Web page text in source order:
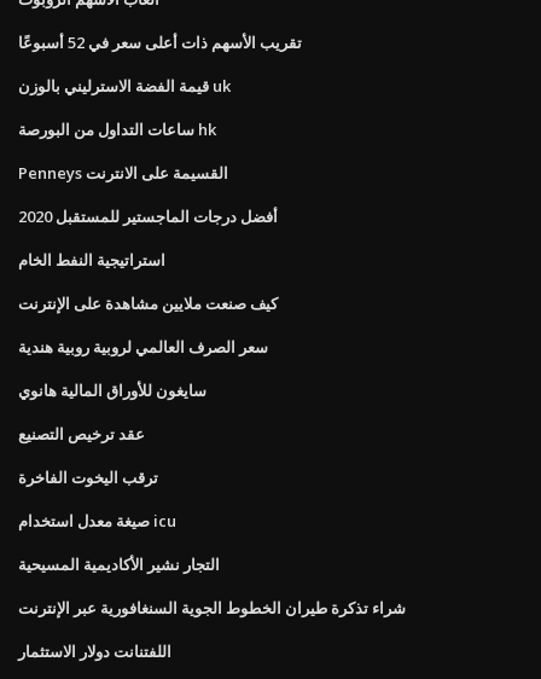
تقريب الأسهم ذات أعلى سعر في 52 أسبوعًا
قيمة الفضة الاسترليني بالوزن uk
ساعات التداول من البورصة hk
Penneys القسيمة على الانترنت
أفضل درجات الماجستير للمستقبل 2020
استراتيجية النفط الخام
كيف صنعت ملايين مشاهدة على الإنترنت
سعر الصرف العالمي لروبية روبية هندية
سايغون للأوراق المالية هانوي
عقد ترخيص التصنيع
ترقب اليخوت الفاخرة
صيغة معدل استخدام icu
التجار نشير الأكاديمية المسيحية
شراء تذكرة طيران الخطوط الجوية السنغافورية عبر الإنترنت
اللفتنانت دولار الاستثمار